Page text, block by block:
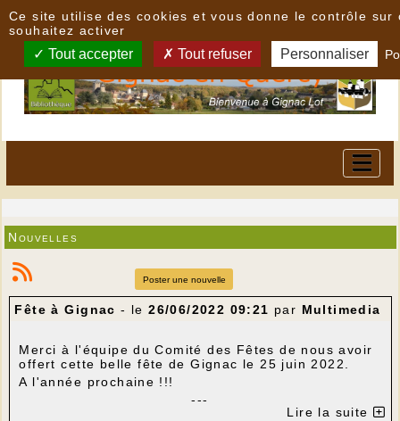
Nouvelles
Poster une nouvelle
Fête à Gignac- le26/06/2022 09:21 par Multimedia
Merci à l'équipe du Comité des Fêtes de nous avoir
offert cette belle fête de Gignac le 25 juin 2022.
A l'année prochaine !!!
---
Lire la suite
Ce site utilise des cookies et vous donne le contrôle sur
souhaitez activer
Tout accepter Tout refuser Personnaliser